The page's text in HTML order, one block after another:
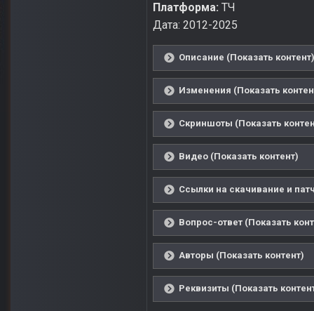
Платформа: ТЧ
Дата: 2012-2025
Описание (Показать контент)
Изменения (Показать
Скриншоты (Показать
Видео (Показать контент)
Ссылки на скачивание и
Вопрос-ответ (Показать
Авторы (Показать контент)
Реквизиты (Показать